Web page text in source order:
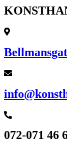
072-071 46